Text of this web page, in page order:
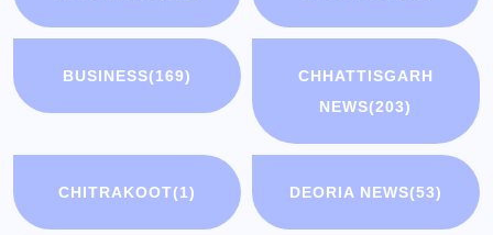
BUSINESS(169)
CHHATTISGARH
NEWS(203)
CHITRAKOOT(1) DEORIA NEWS(53)